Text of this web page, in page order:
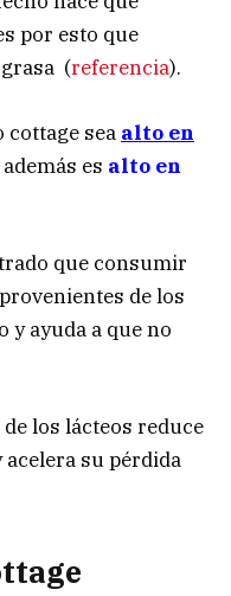
por esto que
(referencia).
cottage sea alto en
es alto en
que consumir
de los
y ayuda a que no
los lácteos reduce
su pérdida